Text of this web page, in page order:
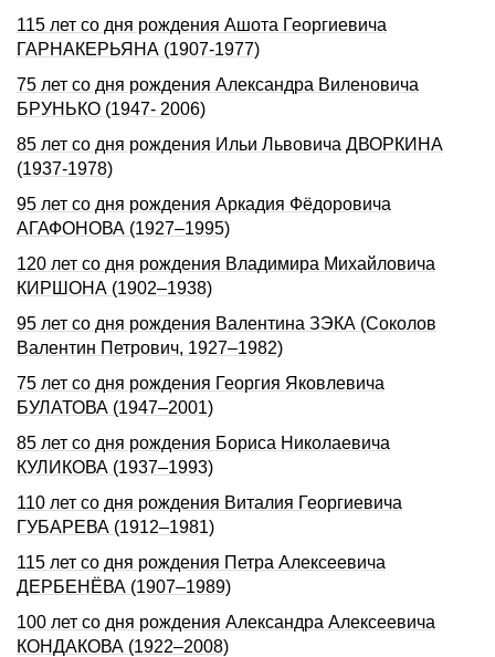
115 лет со дня рождения Ашота Георгиевича
ГАРНАКЕРЬЯНА (1907-1977)
75 лет со дня рождения Александра Виленовича
БРУНЬКО (1947- 2006)
85 лет со дня рождения Ильи Львовича ДВОРКИHА
(1937-1978)
95 лет со дня рождения Аркадия Фёдоpовича
АГАФОНОВА (1927–1995)
120 лет со дня рождения Владимира Михайловича
КИРШОНА (1902–1938)
95 лет со дня рождения Валентина ЗЭКА (Соколов
Валентин Петрович, 1927–1982)
75 лет со дня рождения Геоpгия Яковлевича
БУЛАТОВА (1947–2001)
85 лет со дня рождения Бориса Николаевича
КУЛИКОВА (1937–1993)
110 лет со дня рождения Виталия Георгиевича
ГУБАРЕВА (1912–1981)
115 лет со дня рождения Петра Алексеевича
ДЕРБЕНЁВА (1907–1989)
100 лет со дня pождения Александpа Алексеевича
КОHДАКОВА (1922–2008)